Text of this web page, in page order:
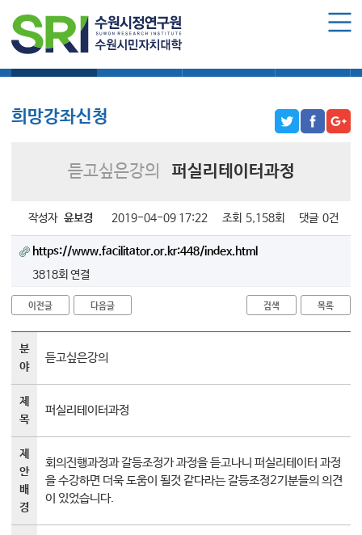
함께하는 곳
수강신청
학습과정 소개
마이페이지
희망강좌신청
듣고싶은강의 퍼실리테이터과정
작성자 윤보경 2019-04-09 17:22 조회 5,158회 댓글 0건
https://www.facilitator.or.kr:448/index.html
3818회 연결
이전글 다음글 검색 목록
분
야
듣고싶은강의
제
목
퍼실리테이터과정
제
안
배
경
회의진행과정과 갈등조정가 과정을 듣고나니 퍼실리테이터 과정
을 수강하면 더욱 도움이 될것 같다라는 갈등조정2기분들의 의견
이 있었습니다.